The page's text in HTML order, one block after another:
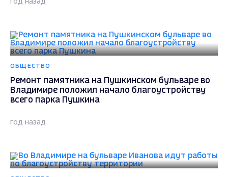
ОБЩЕСТВО
Ремонт памятника на Пушкинском бульваре во
Владимире положил начало благоустройству
всего парка Пушкина
год назад